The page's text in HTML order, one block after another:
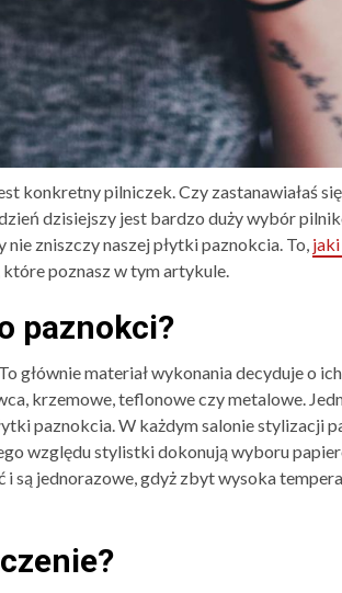
konkretny pilniczek. Czy zastanawiałaś
dzisiejszy jest bardzo duży wybór
zniszczy naszej płytki paznokcia. To,
poznasz w tym artykule.
paznokci?
głównie materiał wykonania decyduje o
krzemowe, teflonowe czy metalowe.
paznokcia. W każdym salonie stylizacji
względu stylistki dokonują wyboru
są jednorazowe, gdyż zbyt wysoka